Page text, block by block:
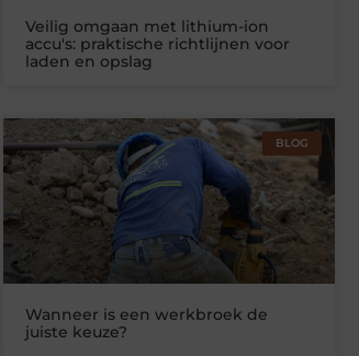
Veilig omgaan met lithium-ion
accu's: praktische richtlijnen voor
laden en opslag
BLOG
Wanneer is een werkbroek de
juiste keuze?